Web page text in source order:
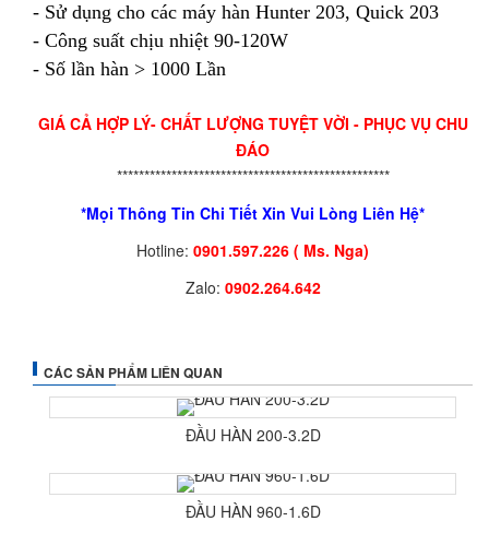
- Sử dụng cho các máy hàn Hunter 203, Quick 203
- Công suất chịu nhiệt 90-120W
- Số lần hàn > 1000 Lần
GIÁ CẢ HỢP LÝ- CHẤT LƯỢNG TUYỆT VỜI - PHỤC VỤ CHU
ĐÁO
**************************************************
*Mọi Thông Tin Chi Tiết Xin Vui Lòng Liên Hệ*
Hotline: 0901.597.226 ( Ms. Nga)
Zalo: 0902.264.642
CÁC SẢN PHẨM LIÊN QUAN
ĐẦU HÀN 200-3.2D
ĐẦU HÀN 960-1.6D